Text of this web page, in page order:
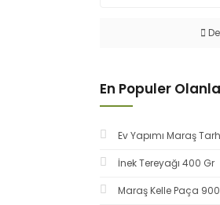
En Populer
Ev Yapımı Maraş
İnek Tereyağı 400 Gr
Maraş Kelle Paça